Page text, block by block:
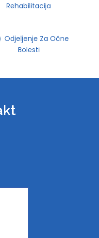
Rehabilitacija
Odjeljenje Za Očne
Bolesti